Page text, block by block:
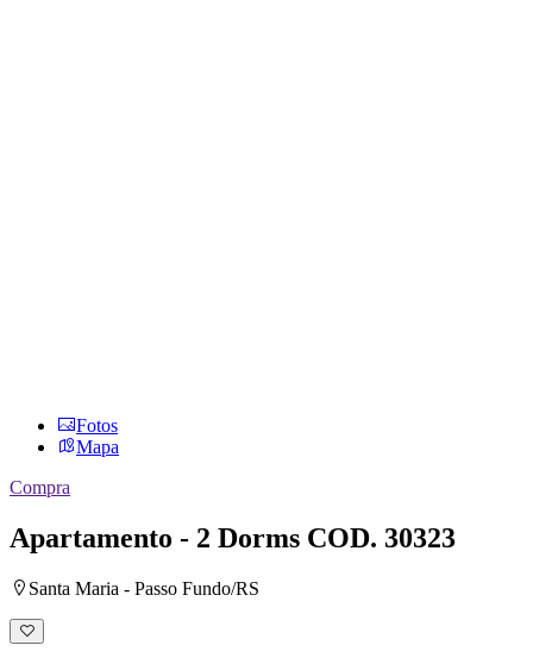
Fotos
Mapa
Compra
Apartamento - 2 Dorms COD. 30323
Santa Maria - Passo Fundo/RS
Adicionar
à